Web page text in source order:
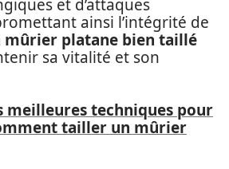
et d’attaques
ainsi l’intégrité de
mûrier platane bien taillé
sa vitalité et son
meilleures techniques pour
tailler un mûrier